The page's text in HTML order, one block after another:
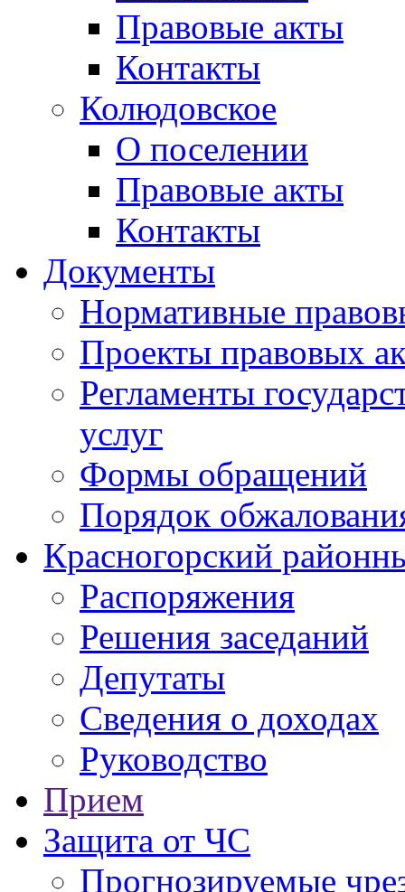
Правовые акты
Контакты
Колюдовское
О поселении
Правовые акты
Контакты
Документы
Нормативные
Проекты правовых
Регламенты
услуг
Формы обращений
Порядок
Красногорский
Распоряжения
Решения заседаний
Депутаты
Сведения о доходах
Руководство
Прием
Защита от ЧС
Прогнозируемые